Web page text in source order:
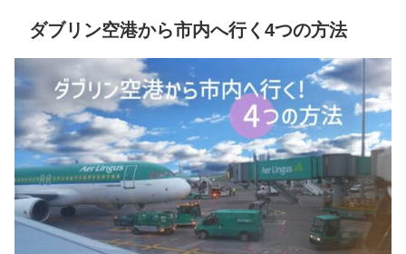
ダブリン空港から市内へ行く4つの方法